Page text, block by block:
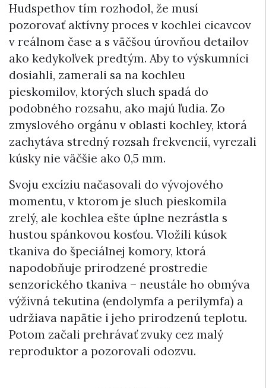
Hudspethov tím rozhodol, že musí
pozorovať aktívny proces v kochlei cicavcov
v reálnom čase a s väčšou úrovňou detailov
ako kedykoľvek predtým. Aby to výskumníci
dosiahli, zamerali sa na kochleu
pieskomilov, ktorých sluch spadá do
podobného rozsahu, ako majú ľudia. Zo
zmyslového orgánu v oblasti kochley, ktorá
zachytáva stredný rozsah frekvencií, vyrezali
kúsky nie väčšie ako 0,5 mm.
Svoju excíziu načasovali do vývojového
momentu, v ktorom je sluch pieskomila
zrelý, ale kochlea ešte úplne nezrástla s
hustou spánkovou kosťou. Vložili kúsok
tkaniva do špeciálnej komory, ktorá
napodobňuje prirodzené prostredie
senzorického tkaniva – neustále ho obmýva
výživná tekutina (endolymfa a perilymfa) a
udržiava napätie i jeho prirodzenú teplotu.
Potom začali prehrávať zvuky cez malý
reproduktor a pozorovali odozvu.